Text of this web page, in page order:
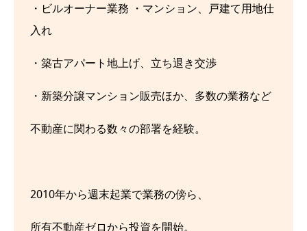
・ビルオーナー業務 ・マンション、戸建て用地仕
入れ
・築古アパート地上げ、立ち退き交渉
・新築分譲マンション販売ほか、多数の業務など
不動産に関わる数々の部署を経験。
2010年から週末起業で業務の傍ら、
所有不動産ゼロから投資を開始。